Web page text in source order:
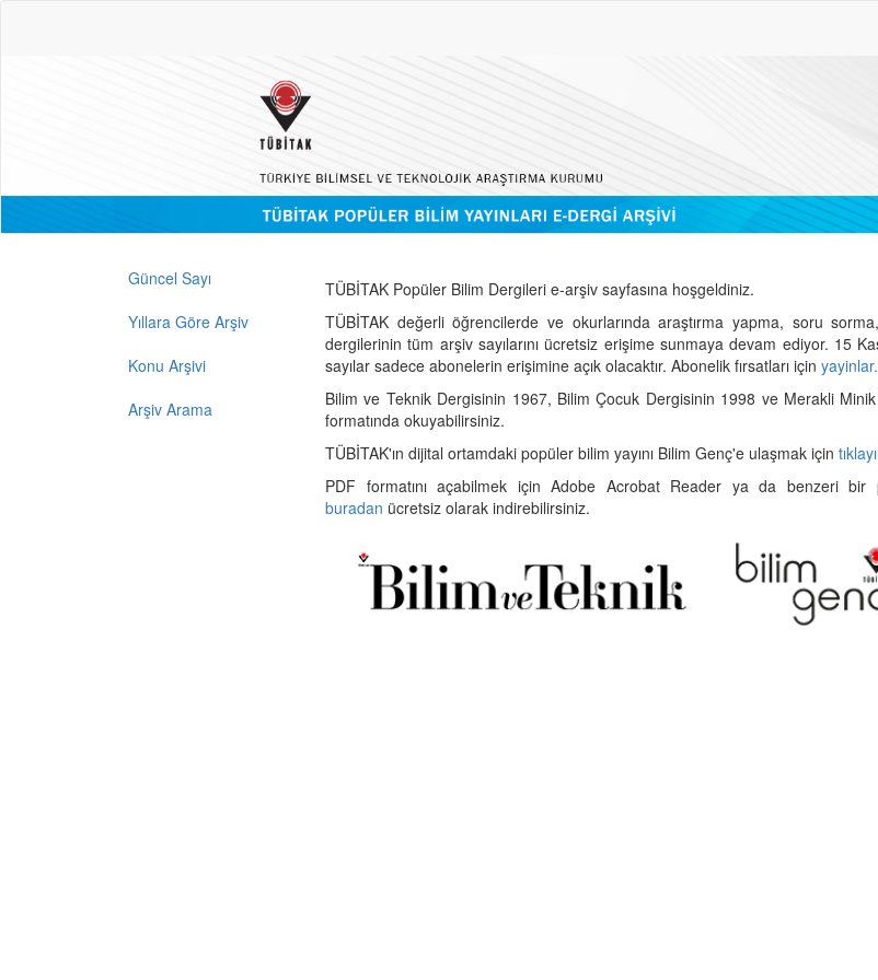
Güncel Sayı
Yıllara Göre Arşiv
Konu Arşivi
Arşiv Arama
TÜBİTAK Popüler Bilim Dergileri e-arşiv sayfasına hoşgeldiniz.
TÜBİTAK değerli öğrencilerde ve okurlarında araştırma yapma, soru
dergilerinin tüm arşiv sayılarını ücretsiz erişime sunmaya devam ediyor. 15
sayılar sadece abonelerin erişimine açık olacaktır. Abonelik fırsatları için
Bilim ve Teknik Dergisinin 1967, Bilim Çocuk Dergisinin 1998 ve Merakli
formatında okuyabilirsiniz.
TÜBİTAK'ın dijital ortamdaki popüler bilim yayını Bilim Genç'e ulaşmak için
PDF formatını açabilmek için Adobe Acrobat Reader ya da benzeri bir
buradan ücretsiz olarak indirebilirsiniz.